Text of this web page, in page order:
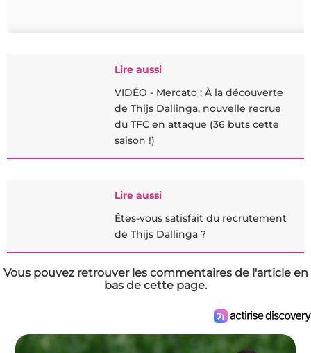
Lire aussi
VIDÉO - Mercato : À la découverte
de Thijs Dallinga, nouvelle recrue
du TFC en attaque (36 buts cette
saison !)
Lire aussi
Êtes-vous satisfait du recrutement
de Thijs Dallinga ?
Vous pouvez retrouver les commentaires de l'article en
bas de cette page.